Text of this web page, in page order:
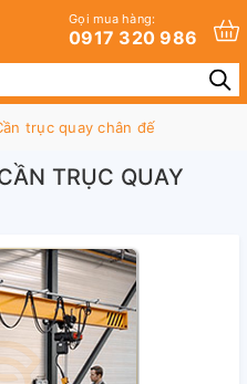
Gọi mua hàng:
0917 320 986
trục quay chân đế
TRỤC QUAY